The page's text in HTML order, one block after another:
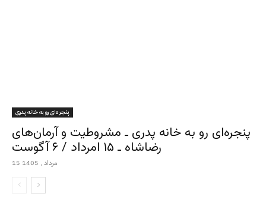
پنجره‌ای رو به خانه پدری
پنجره‌ای رو به خانه پدری ـ مشروطیت و آرمان‌های
رضاشاه ـ ۱۵ امرداد / ۶ آگوست
15 مرداد , 1405